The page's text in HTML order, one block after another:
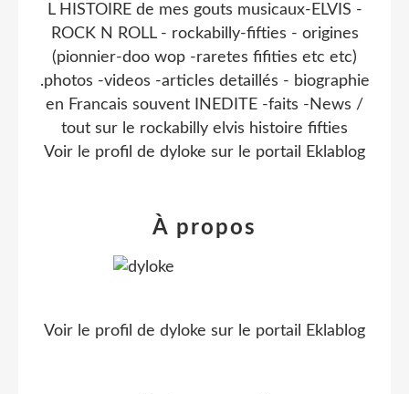
L HISTOIRE de mes gouts musicaux-ELVIS -
ROCK N ROLL - rockabilly-fifties - origines
(pionnier-doo wop -raretes fifities etc etc)
.photos -videos -articles detaillés - biographie
en Francais souvent INEDITE -faits -News /
tout sur le rockabilly elvis histoire fifties
Voir le profil de dyloke sur le portail Eklablog
À propos
Voir le profil de dyloke sur le portail Eklablog